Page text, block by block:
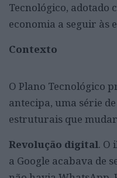
Tecnológico, adotado
economia a seguir às
Contexto
O Plano Tecnológico
antecipa, uma série
estruturais que
Revolução digital. O
a Google acabava de